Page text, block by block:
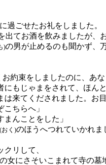
過ごせたお礼をしました。
出てお酒を飲みましたが、
)の男が止めるのも聞かず、
約束をしましたのに、あな
もじゃまをされて、ほんと
来てくだされました。お目
ちらへ」
んことをした」
(おく)のほうへつれていかれま
リして、
女にさそいこまれて寺の墓